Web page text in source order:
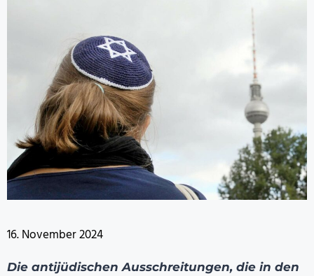
16. November 2024
Die antijüdischen Ausschreitungen, die in den